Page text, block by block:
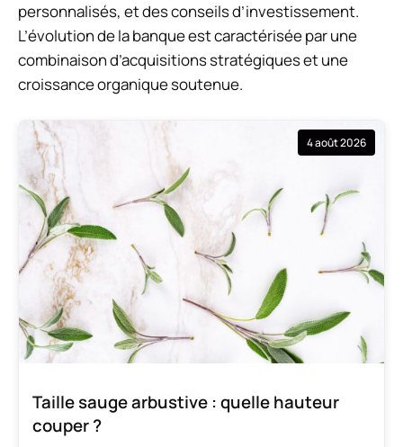
personnalisés, et des conseils d’investissement.
L’évolution de la banque est caractérisée par une
combinaison d’acquisitions stratégiques et une
croissance organique soutenue.
4 août 2026
Taille sauge arbustive : quelle hauteur
couper ?